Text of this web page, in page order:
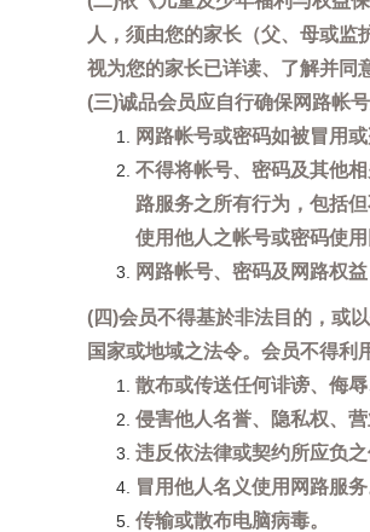
人，须由您的家长（父、母或
视为您的家长已详读、了解并同
(三)诚品会员应自行确保网路帐
网路帐号或密码如被冒用
不得将帐号、密码及其他
路服务之所有行为，包括
使用他人之帐号或密码使
网路帐号、密码及网路权
(四)会员不得基於非法目的，或
国家或地域之法令。会员不得利
散布或传送任何诽谤、侮
侵害他人名誉、隐私权、
违反依法律或契约所应负之
冒用他人名义使用网路服务
传输或散布电脑病毒。